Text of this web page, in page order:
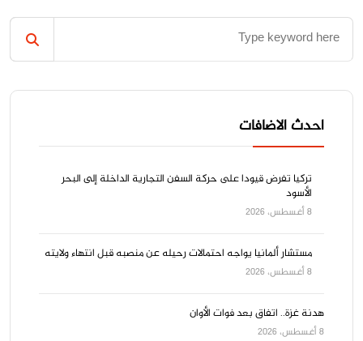
احدث الاضافات
‌تركيا ‌تفرض قيودا على ‌حركة ‌السفن التجارية الداخلة إلى البحر
الأسود
8 أغسطس، 2026
مستشار ألمانيا يواجه احتمالات رحيله عن منصبه قبل انتهاء ولايته
8 أغسطس، 2026
هدنة غزة.. اتفاق بعد فوات الأوان
8 أغسطس، 2026